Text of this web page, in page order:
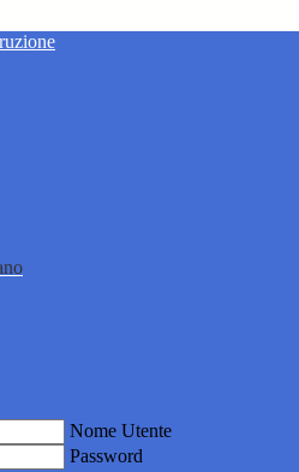
Nome Utente
Password